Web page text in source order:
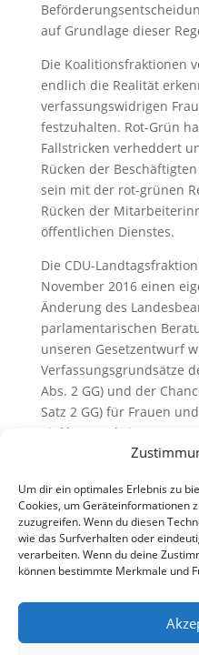
Um dir ein optimales Erlebnis zu
Cookies, um Geräteinformationen
zuzugreifen. Wenn du diesen
wie das Surfverhalten oder
verarbeiten. Wenn du deine
können bestimmte Merkmale und
auf Grundlage dieser
Die Koalitionsfraktionen
endlich die Realität
verfassungswidrigen
festzuhalten. Rot-Grün
Fallstricken verheddert
Rücken der
sein mit der rot-grünen
Rücken der
öffentlichen Dienstes.
Die CDU-
November 2016 einen
Änderung des
parlamentarischen
unseren Gesetzentwurf
Verfassungsgrundsätze
Abs. 2 GG) und der
Satz 2 GG) für Frauen
Einklang zu bringen.
hat das